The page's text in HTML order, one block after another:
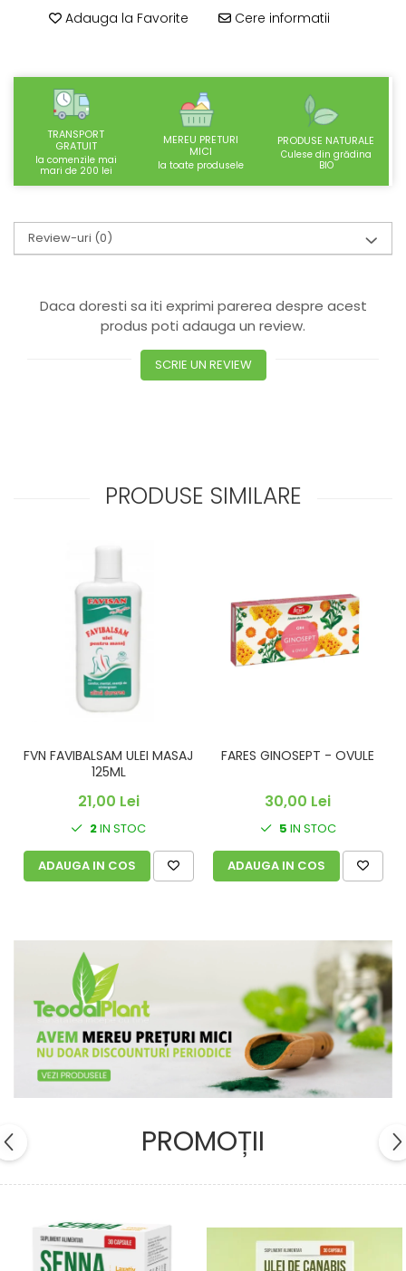
SUPLIMENTE DETOXIFIERE
COLON
SUPLIMENTE IMUNITATE
COSMETICE FAȚĂ
CREME CORP-MASAJ-MAINI -
CALCAIE
ULEIURI
GEMODERIVATE
CREME AFECTIUNI PIELE
Adauga la Favorite Cere informatii
TRANSPORT
GRATUIT
la comenzile mai
mari de 200 lei
MEREU PRETURI
MICI
la toate produsele
PRODUSE NATURALE
Culese din grădina
BIO
Review-uri (0)
Daca doresti sa iti exprimi parerea despre acest
produs poti adauga un review.
SCRIE UN REVIEW
PRODUSE SIMILARE
FVN FAVIBALSAM ULEI MASAJ
125ML
21,00 Lei
2IN STOC
ADAUGA IN COS
FARES GINOSEPT - OVULE
30,00 Lei
5 IN STOC
ADAUGA IN COS
PROMOȚII